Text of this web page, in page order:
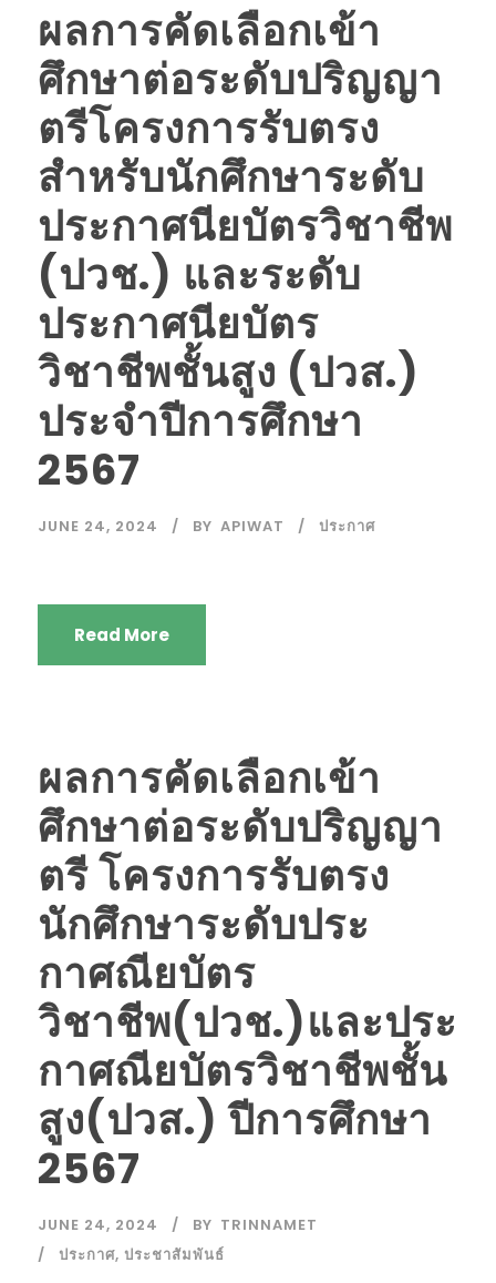
ผลการคัดเลือกเข้า
ศึกษาต่อระดับปริญญา
ตรีโครงการรับตรง
สำหรับนักศึกษาระดับ
ประกาศนียบัตรวิชาชีพ
(ปวช.) และระดับ
ประกาศนียบัตร
วิชาชีพชั้นสูง (ปวส.)
ประจำปีการศึกษา
2567
JUNE 24, 2024 BY APIWAT ประกาศ
Read More
ผลการคัดเลือกเข้า
ศึกษาต่อระดับปริญญา
ตรี โครงการรับตรง
นักศึกษาระดับประ
กาศณียบัตร
วิชาชีพ(ปวช.)และประ
กาศณียบัตรวิชาชีพชั้น
สูง(ปวส.) ปีการศึกษา
2567
JUNE 24, 2024 BY TRINNAMET
ประกาศ, ประชาสัมพันธ์